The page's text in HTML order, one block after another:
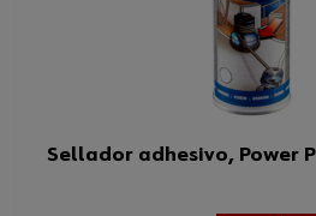
Sellador adhesivo, Power